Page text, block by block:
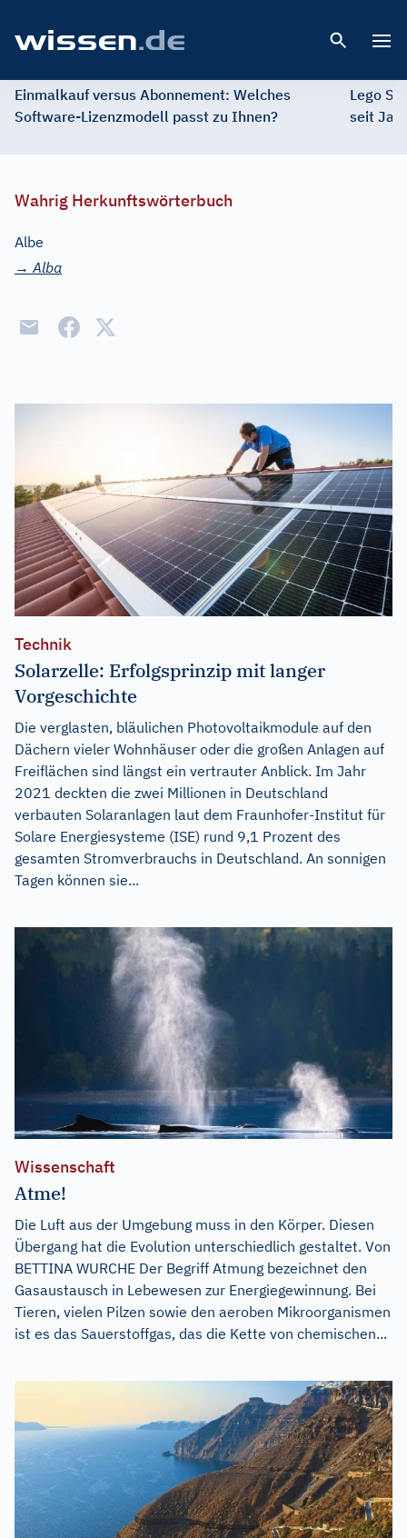
Einmalkauf versus Abonnement: Welches
Software-Lizenzmodell passt zu Ihnen?
Lego
seit
Wahrig Herkunftswörterbuch
Albe
→Alba
Technik
Solarzelle: Erfolgsprinzip mit langer
Vorgeschichte
Die verglasten, bläulichen Photovoltaikmodule auf den
Dächern vieler Wohnhäuser oder die großen Anlagen auf
Freiflächen sind längst ein vertrauter Anblick. Im Jahr
2021 deckten die zwei Millionen in Deutschland
verbauten Solaranlagen laut dem Fraunhofer-Institut für
Solare Energiesysteme (ISE) rund 9,1 Prozent des
gesamten Stromverbrauchs in Deutschland. An sonnigen
Tagen können sie...
Wissenschaft
Atme!
Die Luft aus der Umgebung muss in den Körper. Diesen
Übergang hat die Evolution unterschiedlich gestaltet. Von
BETTINA WURCHE Der Begriff Atmung bezeichnet den
Gasaustausch in Lebewesen zur Energiegewinnung. Bei
Tieren, vielen Pilzen sowie den aeroben Mikroorganismen
ist es das Sauerstoffgas, das die Kette von chemischen...